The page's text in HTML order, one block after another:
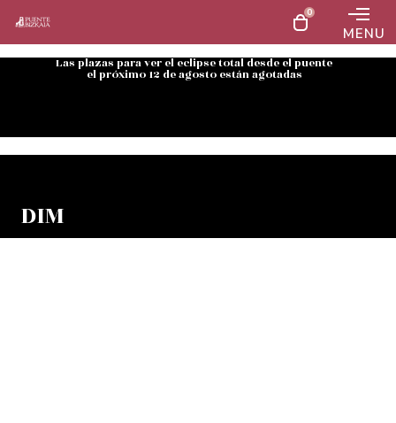
0
MENU
Las plazas para ver el eclipse total desde el puente
el próximo 12 de agosto están agotadas
DIM